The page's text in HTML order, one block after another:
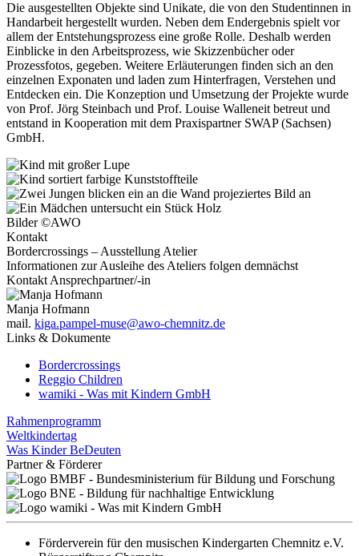
Die ausgestellten Objekte sind Unikate, die von den Studentinnen in
Handarbeit hergestellt wurden. Neben dem Endergebnis spielt vor
allem der Entstehungsprozess eine große Rolle. Deshalb werden
Einblicke in den Arbeitsprozess, wie Skizzenbücher oder
Prozessfotos, gegeben. Weitere Erläuterungen finden sich an den
einzelnen Exponaten und laden zum Hinterfragen, Verstehen und
Entdecken ein. Die Konzeption und Umsetzung der Projekte wurde
von Prof. Jörg Steinbach und Prof. Louise Walleneit betreut und
entstand in Kooperation mit dem Praxispartner SWAP (Sachsen)
GmbH.
Bilder ©AWO
Kontakt
Bordercrossings – Ausstellung Atelier
Informationen zur Ausleihe des Ateliers folgen demnächst
Kontakt Ansprechpartner/-in
Manja Hofmann
mail. kiga.pampel-muse@awo-chemnitz.de
Links & Dokumente
Bordercrossings
Reggio Children
wamiki - Was mit Kindern GmbH
Rahmenprogramm
Weltkindertag
Was Kinder BeDeuten
Partner & Förderer
Förderverein für den musischen Kindergarten Chemnitz e.V.